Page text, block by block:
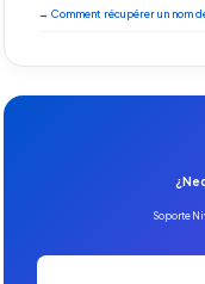
→ Comment récupérer un nom
Soporte